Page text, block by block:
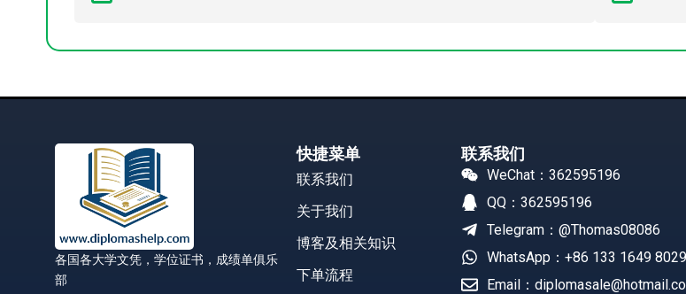
各国各大学文凭，学位证书，成绩单俱乐
部
快捷菜单
联系我们
关于我们
博客及相关知识
下单流程
联系我们
WeChat：362595196
QQ：362595196
Telegram：@Thomas08086
WhatsApp：+86 133 1649 8029
Email：